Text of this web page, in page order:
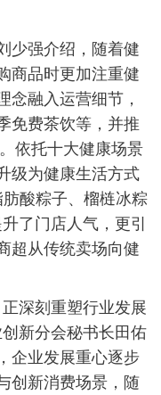
强介绍，随着健
商品时更加注重健
念融入运营细节，
免费茶饮等，并推
依托十大健康场景
级为健康生活方式
酸粽子、榴梿冰粽
了门店人气，更引
超从传统卖场向健
深刻重塑行业发展
新分会秘书长田佑
企业发展重心逐步
创新消费场景，随